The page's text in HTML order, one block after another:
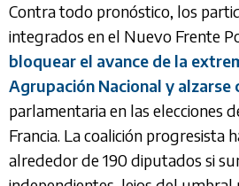
Contra todo pronóstico, los
integrados en el Nuevo Frente
bloquear el avance de la
Agrupación Nacional y alzarse
parlamentaria en las elecciones
Francia. La coalición progresista
alrededor de 190 diputados si